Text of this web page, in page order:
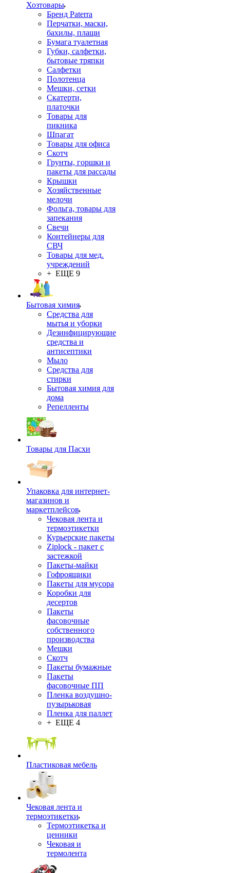
Хозтовары
Бренд Paterra
Перчатки, маски,
бахилы, плащи
Бумага туалетная
Губки, салфетки,
бытовые тряпки
Салфетки
Полотенца
Мешки, сетки
Скатерти,
платочки
Товары для
пикника
Шпагат
Товары для офиса
Скотч
Грунты, горшки и
пакеты для рассады
Крышки
Хозяйственные
мелочи
Фольга, товары для
запекания
Свечи
Контейнеры для
СВЧ
Товары для мед.
учреждений
+ ЕЩЕ 9
Бытовая химия
Средства для
мытья и уборки
Дезинфицирующие
средства и
антисептики
Мыло
Средства для
стирки
Бытовая химия для
дома
Репелленты
Товары для Пасхи
Упаковка для интернет-
магазинов и
маркетплейсов
Чековая лента и
термоэтикетки
Курьерские пакеты
Ziplock - пакет с
застежкой
Пакеты-майки
Гофроящики
Пакеты для мусора
Коробки для
десертов
Пакеты
фасовочные
собственного
производства
Мешки
Скотч
Пакеты бумажные
Пакеты
фасовочные ПП
Пленка воздушно-
пузырьковая
Пленка для паллет
+ ЕЩЕ 4
Пластиковая мебель
Чековая лента и
термоэтикетки
Термоэтикетка и
ценники
Чековая и
термолента